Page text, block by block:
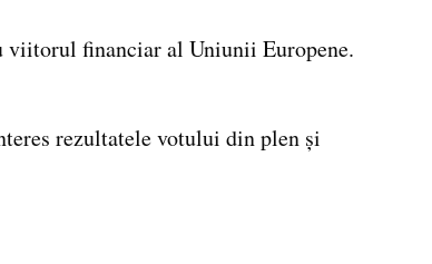
viitorul financiar al Uniunii Europene.
rezultatele votului din plen și